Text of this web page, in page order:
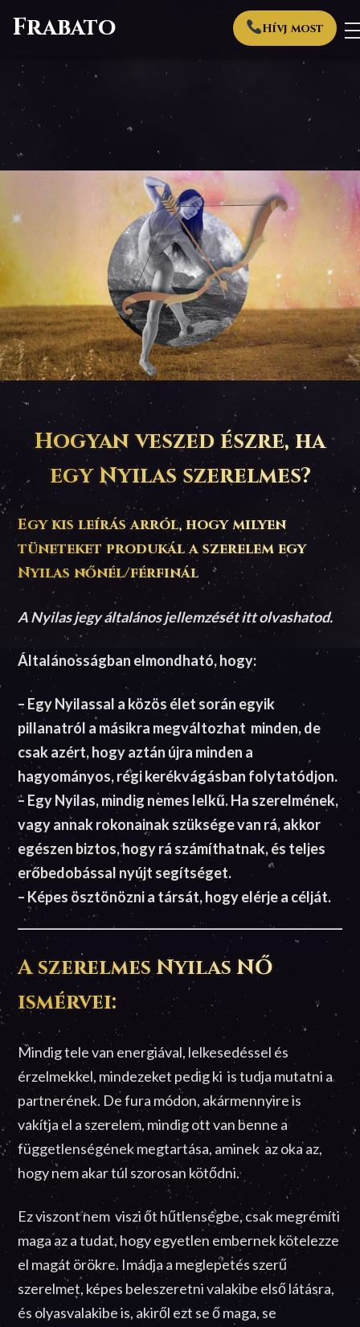
Frabato Hívj most
Hogyan veszed észre, ha
egy Nyilas szerelmes?
Egy kis leírás arról, hogy milyen
tüneteket produkál a szerelem egy
Nyilas nőnél/férfinál
A Nyilas jegy általános jellemzését itt olvashatod.
Általánosságban elmondható, hogy:
– Egy Nyilassal a közös élet során egyik
pillanatról a másikra megváltozhat minden, de
csak azért, hogy aztán újra minden a
hagyományos, régi kerékvágásban folytatódjon.
– Egy Nyilas, mindig nemes lelkű. Ha szerelmének,
vagy annak rokonainak szüksége van rá, akkor
egészen biztos, hogy rá számíthatnak, és teljes
erőbedobással nyújt segítséget.
– Képes ösztönözni a társát, hogy elérje a célját.
A szerelmes Nyilas NŐ
ismérvei:
Mindig tele van energiával, lelkesedéssel és
érzelmekkel, mindezeket pedig ki is tudja mutatni a
partnerének. De fura módon, akármennyire is
vakítja el a szerelem, mindig ott van benne a
függetlenségének megtartása, aminek az oka az,
hogy nem akar túl szorosan kötődni.
Ez viszont nem viszi őt hűtlenségbe, csak megrémíti
maga az a tudat, hogy egyetlen embernek kötelezze
el magát örökre. Imádja a meglepetés szerű
szerelmet, képes beleszeretni valakibe első látásra,
és olyasvalakibe is, akiről ezt se ő maga, se